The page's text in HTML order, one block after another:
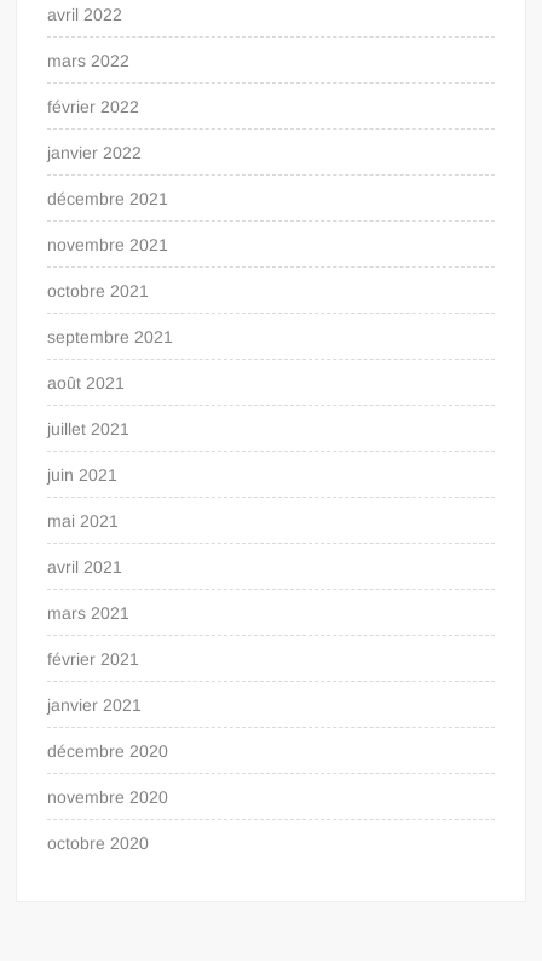
avril 2022
mars 2022
février 2022
janvier 2022
décembre 2021
novembre 2021
octobre 2021
septembre 2021
août 2021
juillet 2021
juin 2021
mai 2021
avril 2021
mars 2021
février 2021
janvier 2021
décembre 2020
novembre 2020
octobre 2020